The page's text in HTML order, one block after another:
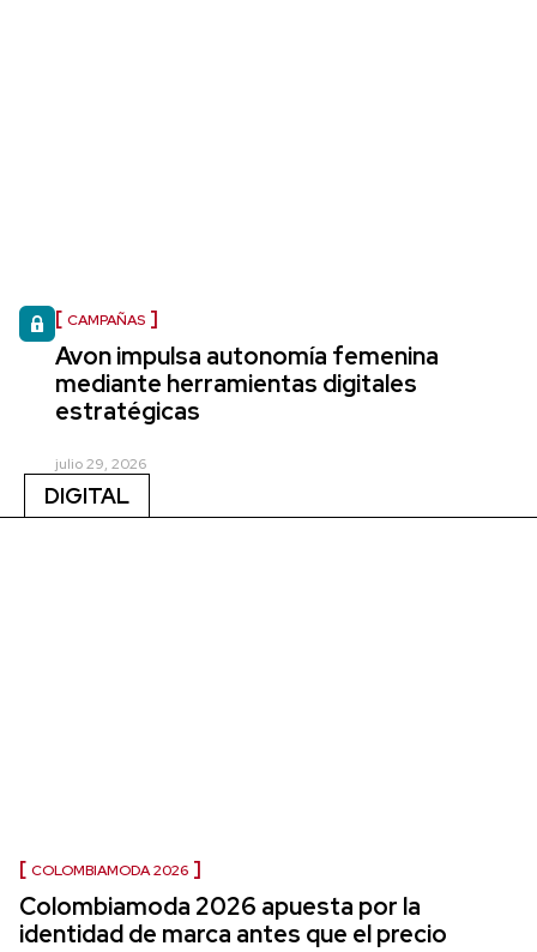
CAMPAÑAS
Avon impulsa autonomía femenina
mediante herramientas digitales
estratégicas
julio 29, 2026
DIGITAL
COLOMBIAMODA 2026
Colombiamoda 2026 apuesta por la
identidad de marca antes que el precio